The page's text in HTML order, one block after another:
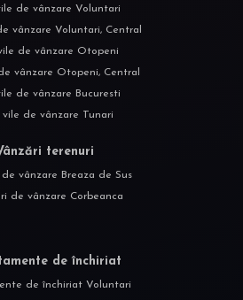
de vânzare Voluntari
vânzare Voluntari, Central
de vânzare Otopeni
vânzare Otopeni, Central
de vânzare Bucuresti
vile de vânzare Tunari
terenuri
vânzare Breaza de Sus
de vânzare Corbeanca
de închiriat
de închiriat Voluntari